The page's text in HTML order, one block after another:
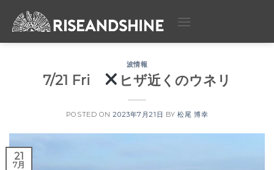
波情報
7/21 Fri ヒザ近くのウネリ
POSTED ON2023年7月21日 BY松尾 博幸
21
7月